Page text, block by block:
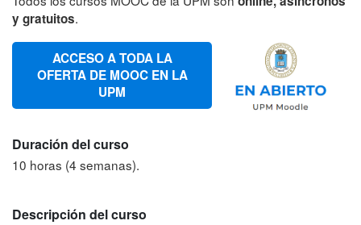
y gratuitos.
ACCESO A TODA LA
OFERTA DE MOOC EN LA
UPM
Duración del curso
10 horas (4 semanas).
Descripción del curso